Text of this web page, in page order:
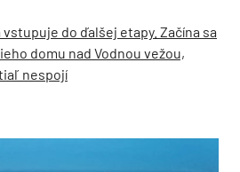
vstupuje do ďalšej etapy. Začína sa
domu nad Vodnou vežou,
nespojí